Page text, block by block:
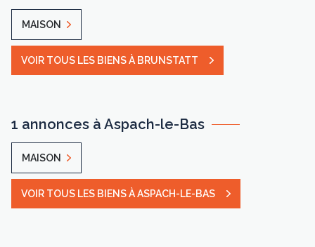
MAISON
VOIR TOUS LES BIENS À BRUNSTATT
1 annonces à Aspach-le-Bas
MAISON
VOIR TOUS LES BIENS À ASPACH-LE-BAS